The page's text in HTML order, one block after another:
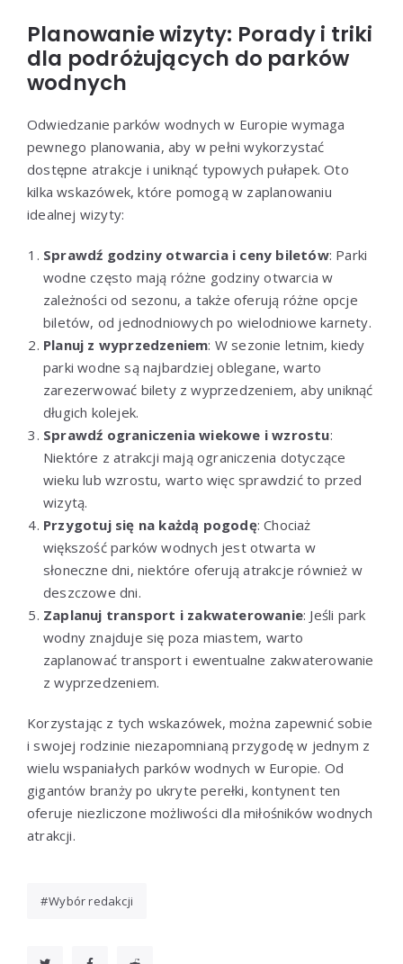
Planowanie wizyty: Porady i triki
dla podróżujących do parków
wodnych
Odwiedzanie parków wodnych w Europie wymaga
pewnego planowania, aby w pełni wykorzystać
dostępne atrakcje i uniknąć typowych pułapek. Oto
kilka wskazówek, które pomogą w zaplanowaniu
idealnej wizyty:
Sprawdź godziny otwarcia i ceny biletów: Parki
wodne często mają różne godziny otwarcia w
zależności od sezonu, a także oferują różne opcje
biletów, od jednodniowych po wielodniowe karnety.
Planuj z wyprzedzeniem: W sezonie letnim, kiedy
parki wodne są najbardziej oblegane, warto
zarezerwować bilety z wyprzedzeniem, aby uniknąć
długich kolejek.
Sprawdź ograniczenia wiekowe i wzrostu:
Niektóre z atrakcji mają ograniczenia dotyczące
wieku lub wzrostu, warto więc sprawdzić to przed
wizytą.
Przygotuj się na każdą pogodę: Chociaż
większość parków wodnych jest otwarta w
słoneczne dni, niektóre oferują atrakcje również w
deszczowe dni.
Zaplanuj transport i zakwaterowanie: Jeśli park
wodny znajduje się poza miastem, warto
zaplanować transport i ewentualne zakwaterowanie
z wyprzedzeniem.
Korzystając z tych wskazówek, można zapewnić sobie
i swojej rodzinie niezapomnianą przygodę w jednym z
wielu wspaniałych parków wodnych w Europie. Od
gigantów branży po ukryte perełki, kontynent ten
oferuje niezliczone możliwości dla miłośników wodnych
atrakcji.
Wybór redakcji